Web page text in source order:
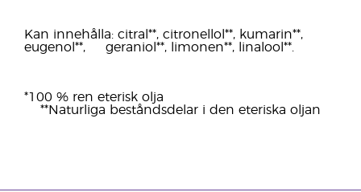
Kan innehålla: citral**, citronellol**, kumarin**,
eugenol**, geraniol**, limonen**, linalool**.
*100 % ren eterisk olja
**Naturliga beståndsdelar i den eteriska oljan